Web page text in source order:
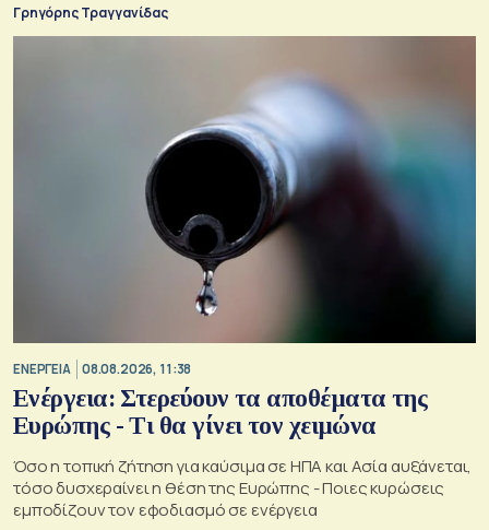
Γρηγόρης Τραγγανίδας
ΕΝΕΡΓΕΙΑ 08.08.2026, 11:38
Ενέργεια: Στερεύουν τα αποθέματα της
Ευρώπης - Τι θα γίνει τον χειμώνα
Όσο η τοπική ζήτηση για καύσιμα σε ΗΠΑ και Ασία αυξάνεται,
τόσο δυσχεραίνει η θέση της Ευρώπης - Ποιες κυρώσεις
εμποδίζουν τον εφοδιασμό σε ενέργεια